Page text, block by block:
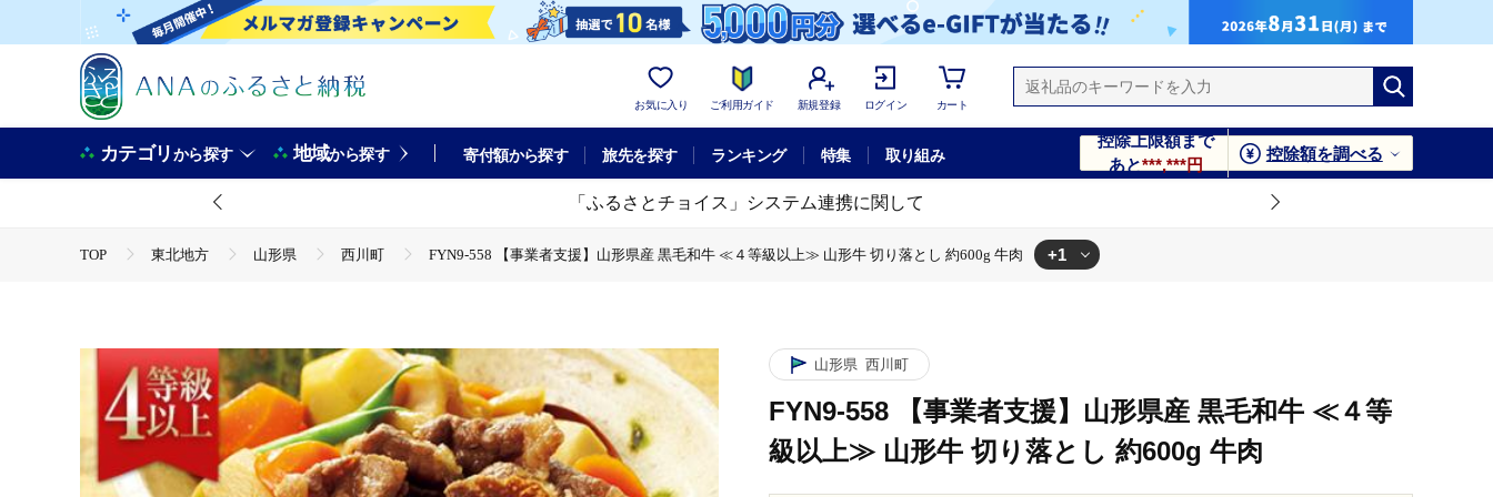
お気に入り ご利用ガイド 新規登録 ログイン カート
カテゴリから探す 地域から探す 寄付額から探す 旅先を探す ランキング 特集 取り組み
控除上限額まで
あと***,***円
控除額を調べる
「ふるさとチョイス」システム連携に関して
TOP 東北地方 山形県 西川町 FYN9-558 【事業者支援】山形県産 黒毛和牛 ≪４等級以上≫ 山形牛 切り落とし 約600g 牛肉 +1
山形県 西川町
FYN9-558 【事業者支援】山形県産 黒毛和牛 ≪４等
級以上≫ 山形牛 切り落とし 約600g 牛肉